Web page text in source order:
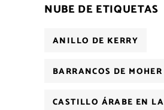
NUBE DE ETIQUETAS
ANILLO DE KERRY
BARRANCOS DE MOHER
CASTILLO ÁRABE EN LA